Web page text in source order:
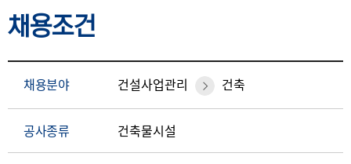
채용조건
채용분야 건설사업관리 건축
공사종류 건축물시설